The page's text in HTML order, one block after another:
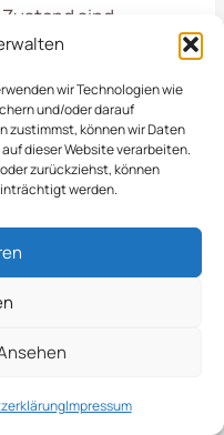
wir Technologien wie
und/oder darauf
zustimmst, können wir Daten
dieser Website verarbeiten.
zurückziehst, können
werden.
Impressum
sind.
in
&
kümmern uns um
die Ästhetik Ihrer